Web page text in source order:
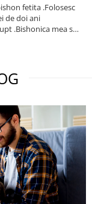
fetita .Folosesc
de doi ani
.Bishonica mea se
recomand cu
!